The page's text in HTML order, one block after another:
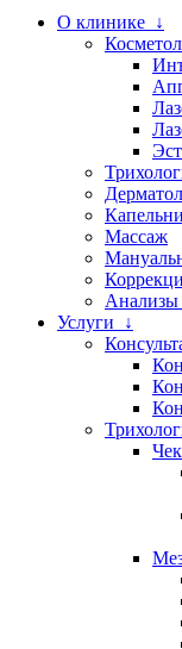
О клинике ↓
Массаж
Анализы
Услуги ↓